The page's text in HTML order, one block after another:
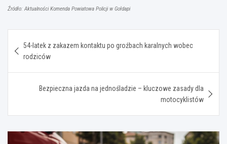
Źródło: Aktualności Komenda Powiatowa Policji w Gołdapi
wpisu
54-latek z zakazem kontaktu po groźbach karalnych wobec
rodziców
Bezpieczna jazda na jednośladzie – kluczowe zasady dla
motocyklistów